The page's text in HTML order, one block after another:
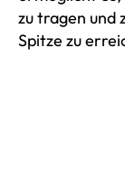
zu tragen und
Spitze zu